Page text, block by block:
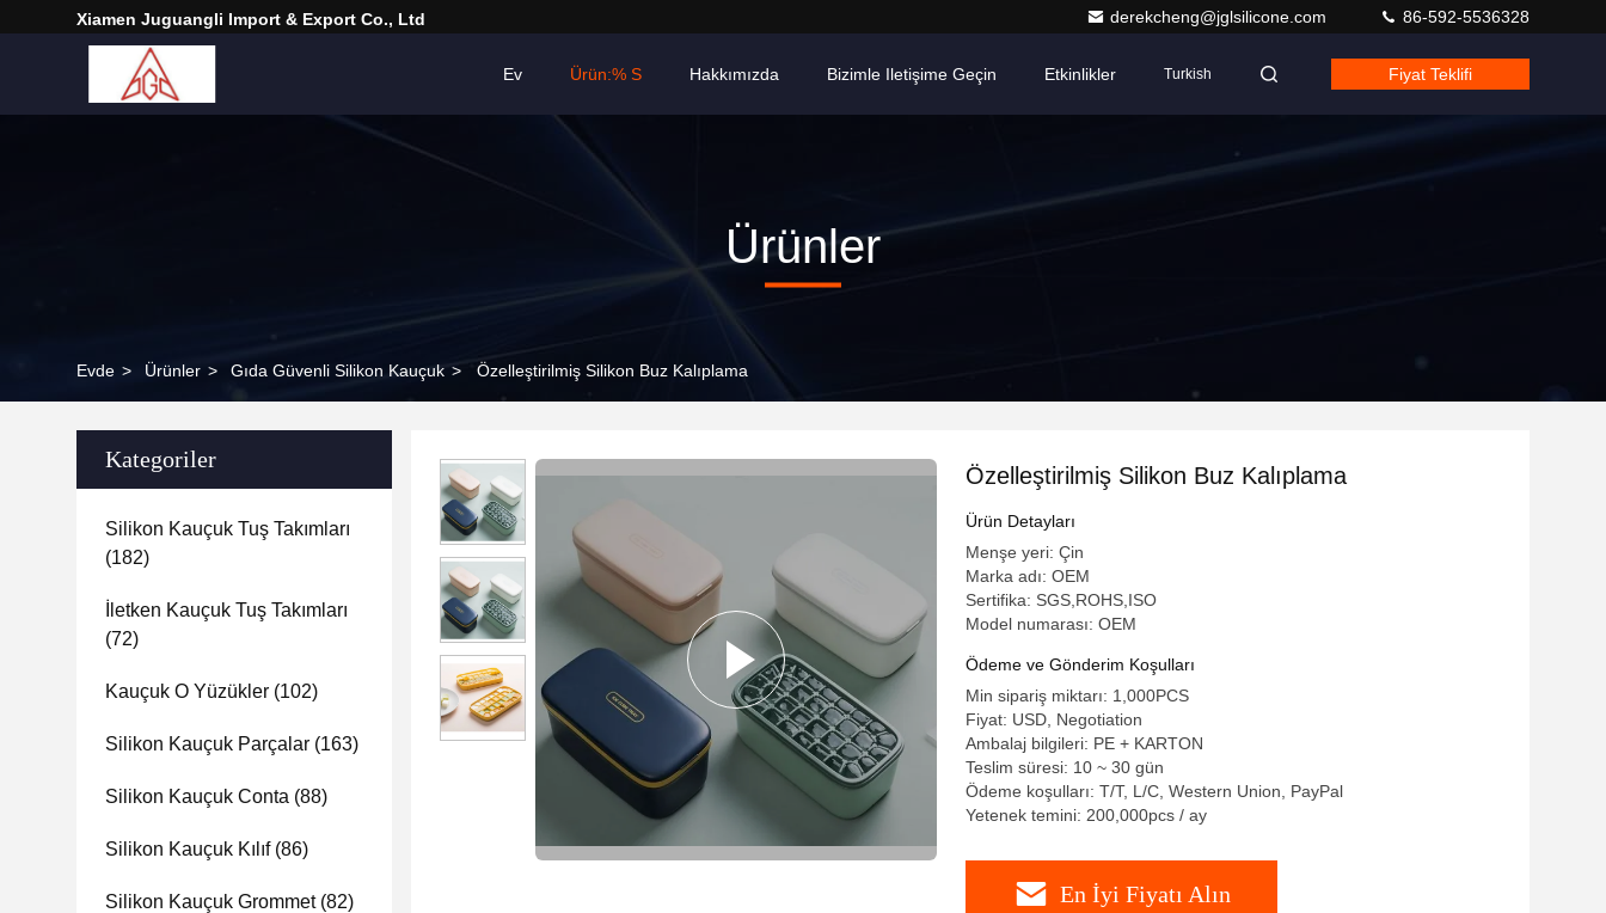
Xiamen Juguangli Import & Export Co., Ltd derekcheng@jglsilicone.com 86-592-5536328
Ev Ürün:% S Hakkımızda Bizimle Iletişime Geçin Etkinlikler Turkish Fiyat Teklifi
Ürünler
Evde > Ürünler > Gıda Güvenli Silikon Kauçuk > Özelleştirilmiş Silikon Buz Kalıplama
Kategoriler
Silikon Kauçuk Tuş Takımları
(182)
İletken Kauçuk Tuş Takımları
(72)
Kauçuk O Yüzükler (102)
Silikon Kauçuk Parçalar (163)
Silikon Kauçuk Conta (88)
Silikon Kauçuk Kılıf(86)
Silikon Kauçuk Grommet(82)
Özelleştirilmiş Silikon Buz Kalıplama
Ürün Detayları
Menşe yeri: Çin
Marka adı: OEM
Sertifika: SGS,ROHS,ISO
Model numarası: OEM
Ödeme ve Gönderim Koşulları
Min sipariş miktarı: 1,000PCS
Fiyat: USD, Negotiation
Ambalaj bilgileri: PE + KARTON
Teslim süresi: 10 ~ 30 gün
Ödeme koşulları: T/T, L/C, Western Union, PayPal
Yetenek temini: 200,000pcs / ay
En İyi Fiyatı Alın